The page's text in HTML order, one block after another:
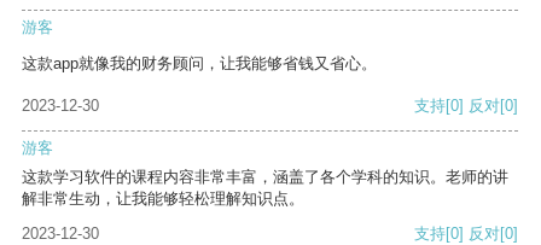
游客
这款app就像我的财务顾问，让我能够省钱又省心。
2023-12-30 支持[0] 反对[0]
游客
这款学习软件的课程内容非常丰富，涵盖了各个学科的知识。老师的讲
解非常生动，让我能够轻松理解知识点。
2023-12-30
支持[0] 反对[0]